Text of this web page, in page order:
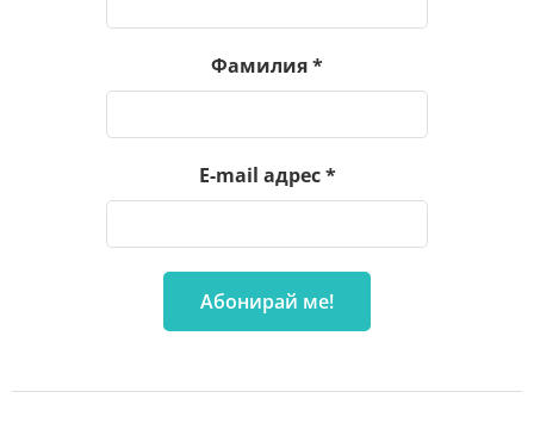
Фамилия*
E-mail адрес*